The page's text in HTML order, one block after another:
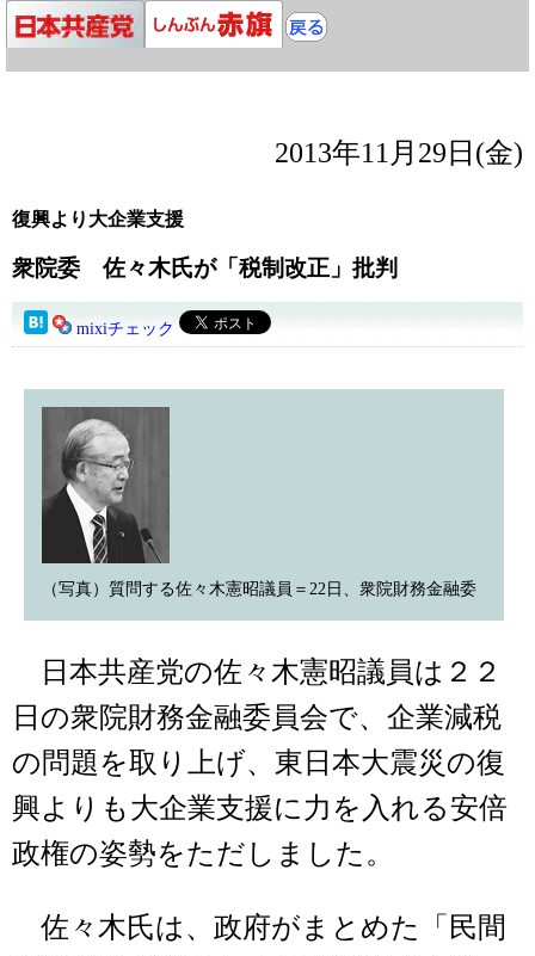
2013年11月29日(金)
復興より大企業支援
衆院委 佐々木氏が「税制改正」批判
mixiチェック
（写真）質問する佐々木憲昭議員＝22日、衆院財務金融委
日本共産党の佐々木憲昭議員は２２
日の衆院財務金融委員会で、企業減税
の問題を取り上げ、東日本大震災の復
興よりも大企業支援に力を入れる安倍
政権の姿勢をただしました。
佐々木氏は、政府がまとめた「民間